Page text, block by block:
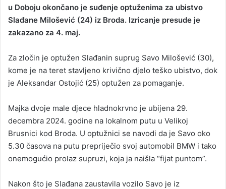
u Doboju okončano je suđenje optuženima za ubistvo
Slađane Milošević (24) iz Broda. Izricanje presude je
zakazano za 4. maj.
Za zločin je optužen Slađanin suprug Savo Milošević (30),
kome je na teret stavljeno krivično djelo teško ubistvo, dok
je Aleksandar Ostojić (25) optužen za pomaganje.
Majka dvoje male djece hladnokrvno je ubijena 29.
decembra 2024. godine na lokalnom putu u Velikoj
Brusnici kod Broda. U optužnici se navodi da je Savo oko
5.30 časova na putu prepriječio svoj automobil BMW i tako
onemogućio prolaz supruzi, koja ja naišla “fijat puntom”.
Nakon što je Slađana zaustavila vozilo Savo je iz